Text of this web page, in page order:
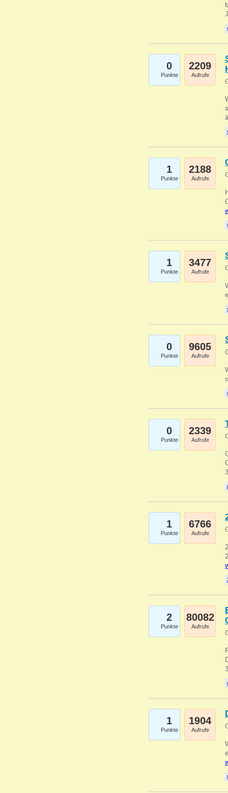
0
Punkte
2209
Aufrufe
1
Punkte
2188
Aufrufe
1
Punkte
3477
Aufrufe
0
Punkte
9605
Aufrufe
0
Punkte
2339
Aufrufe
1
Punkte
6766
Aufrufe
2
Punkte
80082
Aufrufe
1
Punkte
1904
Aufrufe